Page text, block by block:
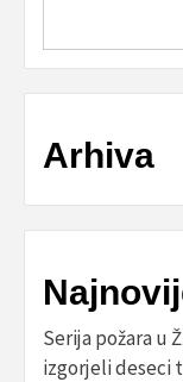
Arhiva
Serija požara u
izgorjeli deseci